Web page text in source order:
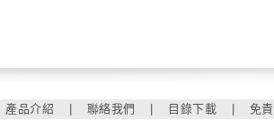
產品介紹 聯絡我們 目錄下載 免